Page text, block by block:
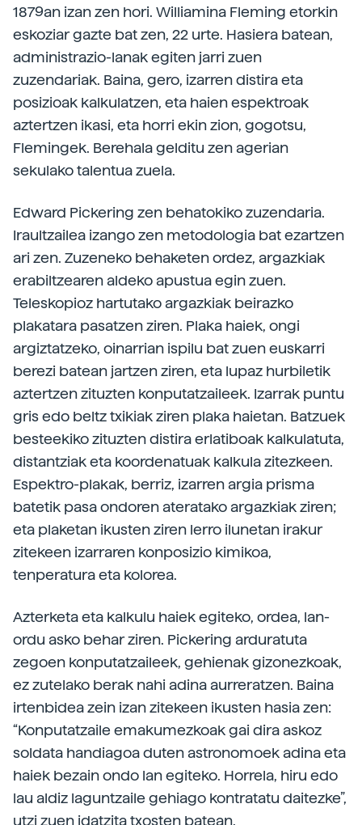
1879an izan zen hori. Williamina Fleming etorkin
eskoziar gazte bat zen, 22 urte. Hasiera batean,
administrazio-lanak egiten jarri zuen
zuzendariak. Baina, gero, izarren distira eta
posizioak kalkulatzen, eta haien espektroak
aztertzen ikasi, eta horri ekin zion, gogotsu,
Flemingek. Berehala gelditu zen agerian
sekulako talentua zuela.
Edward Pickering zen behatokiko zuzendaria.
Iraultzailea izango zen metodologia bat ezartzen
ari zen. Zuzeneko behaketen ordez, argazkiak
erabiltzearen aldeko apustua egin zuen.
Teleskopioz hartutako argazkiak beirazko
plakatara pasatzen ziren. Plaka haiek, ongi
argiztatzeko, oinarrian ispilu bat zuen euskarri
berezi batean jartzen ziren, eta lupaz hurbiletik
aztertzen zituzten konputatzaileek. Izarrak puntu
gris edo beltz txikiak ziren plaka haietan. Batzuek
besteekiko zituzten distira erlatiboak kalkulatuta,
distantziak eta koordenatuak kalkula zitezkeen.
Espektro-plakak, berriz, izarren argia prisma
batetik pasa ondoren ateratako argazkiak ziren;
eta plaketan ikusten ziren lerro ilunetan irakur
zitekeen izarraren konposizio kimikoa,
tenperatura eta kolorea.
Azterketa eta kalkulu haiek egiteko, ordea, lan-
ordu asko behar ziren. Pickering arduratuta
zegoen konputatzaileek, gehienak gizonezkoak,
ez zutelako berak nahi adina aurreratzen. Baina
irtenbidea zein izan zitekeen ikusten hasia zen:
“Konputatzaile emakumezkoak gai dira askoz
soldata handiagoa duten astronomoek adina eta
haiek bezain ondo lan egiteko. Horrela, hiru edo
lau aldiz laguntzaile gehiago kontratatu daitezke”,
utzi zuen idatzita txosten batean.